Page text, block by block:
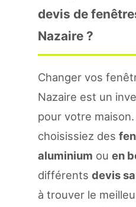
devis de
Nazaire ?
Changer vos
Nazaire est un
pour votre
choisissiez des
aluminium ou en
différents devis
à trouver le